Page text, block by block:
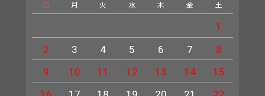
日 月 火 水 木 金 土
1
2
3 4 5 6 7
8
9
10 11 12 13 14
15